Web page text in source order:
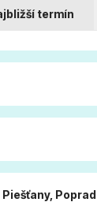
termín
Poprad